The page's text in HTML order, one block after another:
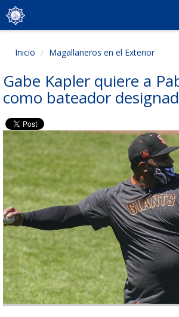
Inicio Magallaneros en el Exterior
Gabe Kapler quiere a
como bateador